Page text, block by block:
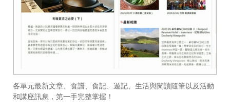
各單元最新文章、食譜、食記、遊記、生活與閱讀隨筆以及活動
和講座訊息，第一手完整掌握！